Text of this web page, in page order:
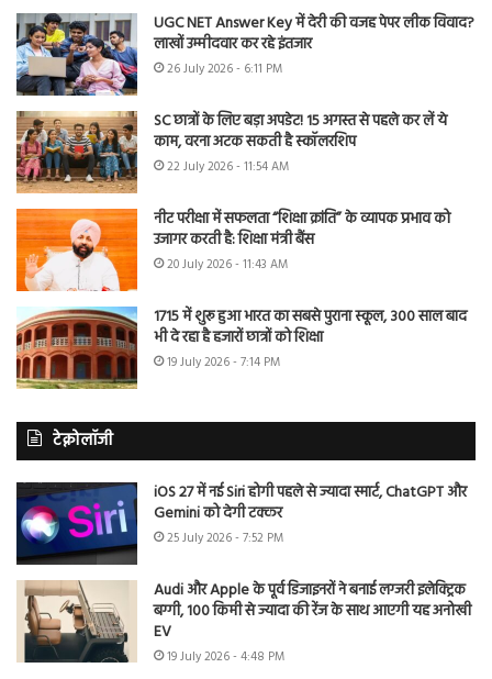
UGC NET Answer Key में देरी की वजह पेपर लीक विवाद?
लाखों उम्मीदवार कर रहे इंतजार
26 July 2026 - 6:11 PM
SC छात्रों के लिए बड़ा अपडेट! 15 अगस्त से पहले कर लें ये
काम, वरना अटक सकती है स्कॉलरशिप
22 July 2026 - 11:54 AM
नीट परीक्षा में सफलता “शिक्षा क्रांति” के व्यापक प्रभाव को
उजागर करती है: शिक्षा मंत्री बैंस
20 July 2026 - 11:43 AM
1715 में शुरू हुआ भारत का सबसे पुराना स्कूल, 300 साल बाद
भी दे रहा है हजारों छात्रों को शिक्षा
19 July 2026 - 7:14 PM
टेक्नोलॉजी
iOS 27 में नई Siri होगी पहले से ज्यादा स्मार्ट, ChatGPT और
Gemini को देगी टक्कर
25 July 2026 - 7:52 PM
Audi और Apple के पूर्व डिजाइनरों ने बनाई लग्जरी इलेक्ट्रिक
बग्गी, 100 किमी से ज्यादा की रेंज के साथ आएगी यह अनोखी
EV
19 July 2026 - 4:48 PM